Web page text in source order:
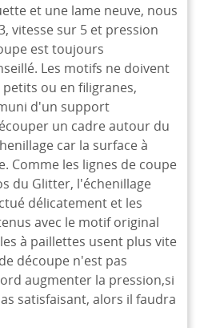
et une lame neuve, nous
vitesse sur 5 et pression
est toujours
Les motifs ne doivent
ou en filigranes,
d'un support
un cadre autour du
car la surface à
Comme les lignes de coupe
du Glitter, l'échenillage
délicatement et les
avec le motif original
à paillettes usent plus vite
découpe n'est pas
augmenter la pression,si
satisfaisant, alors il faudra